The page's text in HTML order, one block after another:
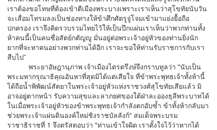
เราต้องขอโทษที่ต้องเข้าตีเมืองพระบางเพราะเราเห็นว่าสุโขทัยนับวัน
จะเสื่อมโทรมลงเป็นช่องทางให้ข้าศึกศัตรูจู่โจมเข้ามาแย่งยื้อถือ
ปกครอง เราจึงคิดรวบรวมไทยไว้ให้เป็นปึกแผ่นเราเห็นว่าพวกท่านทั้ง
ห้าคนนี้เป็นคนซื่อสัตย์กตัญญู มั่นอยู่ต่อพระเจ้าอยู่หัวของท่านยิ่งนัก
ยากที่จะหาคนอย่างพวกท่านได้อีก เราจะขอให้ท่านรับราชการกับเรา
สืบไป”
พระยาอัษฎานุภาพ เจ้าเมืองไตรตรึงษ์จึงกราบทูลว่า "นับเป็น
พระมหากรุณาธิคุณอันหาที่สุดมิได้แต่เสียใจ ที่ข้าพระพุทธเจ้าทั้งห้านี้
ได้ถือน้ำพิพัฒน์สัตยาในพระเจ้าอยู่หัวแห่งราชวงศ์สุโขทัยเสียแล้ว มิ
อาจอยู่ตากหน้า รับความสุขและลาภยศของใต้ฝ่าละอองธุลีพระบาทได้
ในเมื่อพระเจ้าอยู่หัวของข้าพระพุทธเจ้ากำลังตกอับซ้ำ ข้าทั้งห้ากลับมา
ช่วยพระเจ้าแผ่นดินองค์ใหม่ชิงราชบัลลังก์" สมเด็จพระบรม
ราชาธิราชที่ 1 จึงตรัสตอบว่า "ท่านเข้าใจผิด เราตั้งใจไว้ว่าหากได้